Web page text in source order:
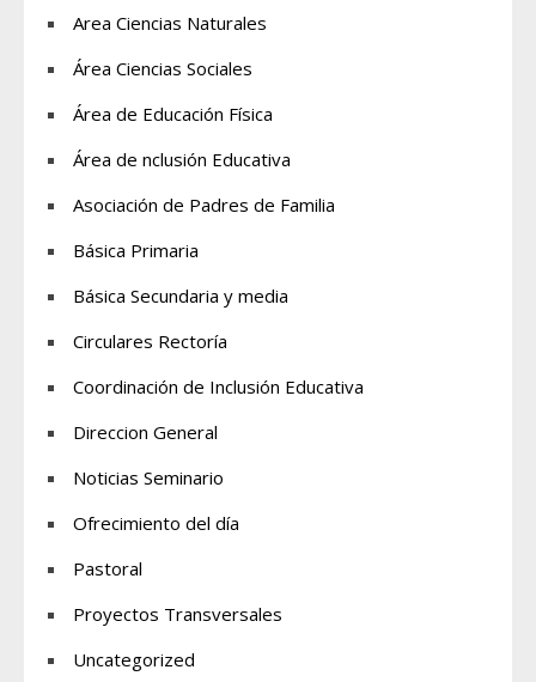
Area Ciencias Naturales
Área Ciencias Sociales
Área de Educación Física
Área de nclusión Educativa
Asociación de Padres de Familia
Básica Primaria
Básica Secundaria y media
Circulares Rectoría
Coordinación de Inclusión Educativa
Direccion General
Noticias Seminario
Ofrecimiento del día
Pastoral
Proyectos Transversales
Uncategorized